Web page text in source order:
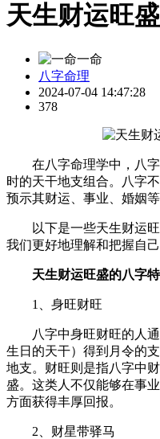
天生财运旺
一命
八字命理
2024-07-04 14:47:28
378
在八字命理学中，八
时的天干地支组合。八字
预示其财运、事业、婚姻等
以下是一些天生财运
我们更好地理解和把握自己
天生财运旺盛的八字
1、身旺财旺
八字中身旺财旺的人
生日的天干）得到月令的
地支。财旺则是指八字中
盛。这类人不仅能够在事
方面获得丰厚回报。
2、财星带驿马